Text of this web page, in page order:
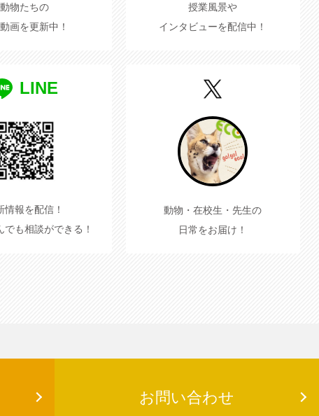
動物たちの
画を更新中！
授業風景や
インタビューを配信中！
LINE
情報を配信！
でも相談ができる！
動物・在校生・先生の
日常をお届け！
お問い合わせ